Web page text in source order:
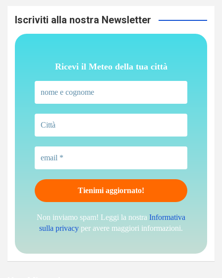
Iscriviti alla nostra Newsletter
Ricevi il Meteo della tua città
Non inviamo spam! Leggi la nostra Informativa
sulla privacy per avere maggiori informazioni.